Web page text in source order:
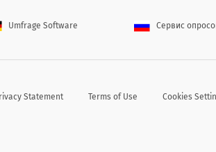
productivity?
Umfrage Software Сервис
Statement Terms of Use Cookies